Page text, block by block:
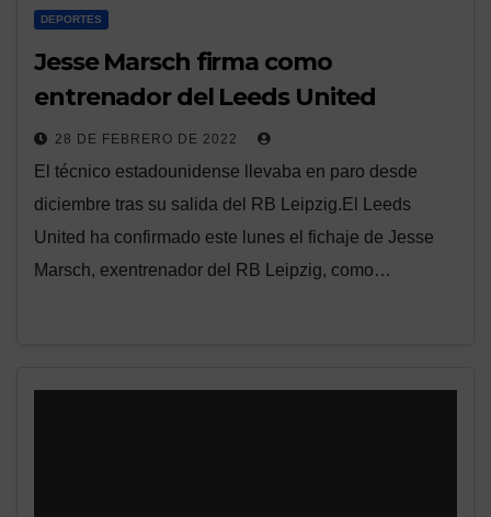
DEPORTES
Jesse Marsch firma como
entrenador del Leeds United
28 DE FEBRERO DE 2022
El técnico estadounidense llevaba en paro desde
diciembre tras su salida del RB Leipzig.El Leeds
United ha confirmado este lunes el fichaje de Jesse
Marsch, exentrenador del RB Leipzig, como…